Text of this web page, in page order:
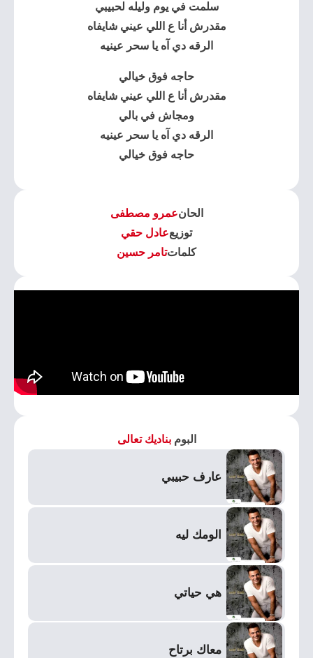
سلمت في يوم وليله لحبيبي
مقدرش أنا ع اللي عيني شايفاه
الرقه دي آه يا سحر عينيه
حاجه فوق خيالي
مقدرش أنا ع اللي عيني شايفاه
ومجاش في بالي
الرقه دي آه يا سحر عينيه
حاجه فوق خيالي
الحانعمرو مصطفى
توزيععادل حقي
كلماتتامر حسين
البومبناديك تعالى
عارف حبيبي
الومك ليه
هي حياتي
معاك برتاح